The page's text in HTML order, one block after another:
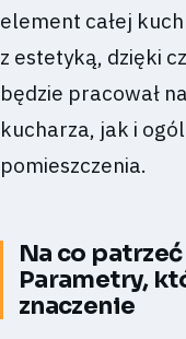
element całej
z estetyką, dzięki
będzie pracował
kucharza, jak i
pomieszczenia.
Na co
Parametry,
znaczenie